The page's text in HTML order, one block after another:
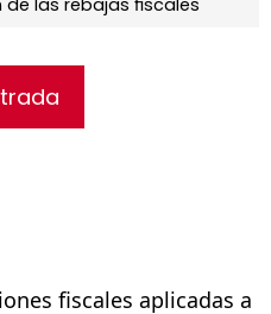
fiscales aplicadas a